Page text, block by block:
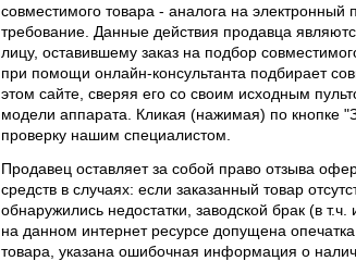
совместимого товара - аналога на
требование. Данные действия продавца
лицу, оставившему заказ на подбор
при помощи онлайн-консультанта подбирает
этом сайте, сверяя его со своим исходным
модели аппарата. Кликая (нажимая) по кнопке
проверку нашим специалистом.
Продавец оставляет за собой право отзыва
средств в случаях: если заказанный товар
обнаружились недостатки, заводской брак (в
на данном интернет ресурсе допущена
товара, указана ошибочная информация о